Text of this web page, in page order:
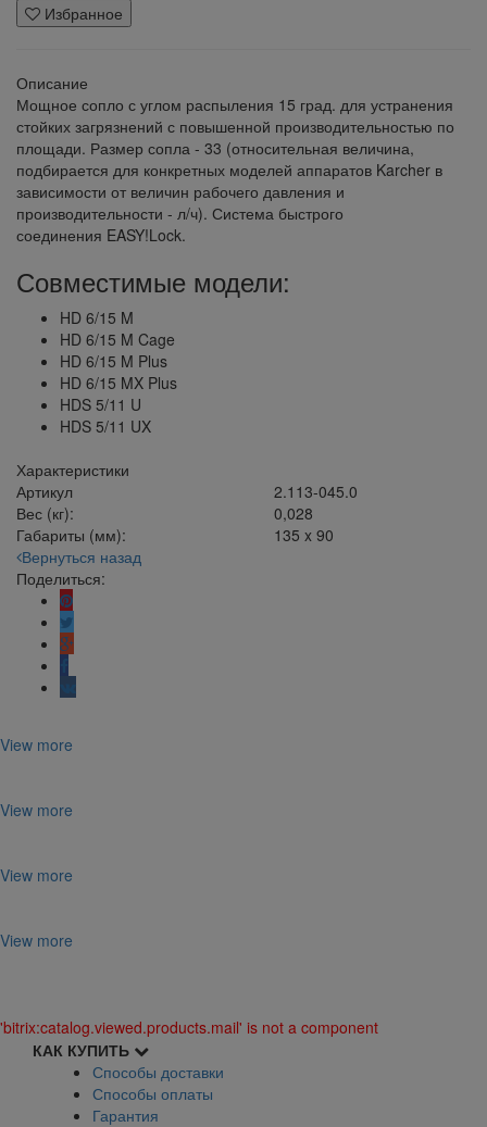
Избранное
Описание
Мощное сопло с углом распыления 15 град. для устранения
стойких загрязнений с повышенной производительностью по
площади. Размер сопла - 33 (относительная величина,
подбирается для конкретных моделей аппаратов Karcher в
зависимости от величин рабочего давления и
производительности - л/ч). Система быстрого
соединения EASY!Lock.
Совместимые модели:
HD 6/15 M
HD 6/15 M Cage
HD 6/15 M Plus
HD 6/15 MX Plus
HDS 5/11 U
HDS 5/11 UX
Характеристики
Артикул
2.113-045.0
Вес (кг):
0,028
Габариты (мм):
135 x 90
Вернуться назад
Поделиться:
View more
View more
View more
View more
'bitrix:catalog.viewed.products.mail' is not a component
КАК КУПИТЬ
Способы доставки
Способы оплаты
Гарантия